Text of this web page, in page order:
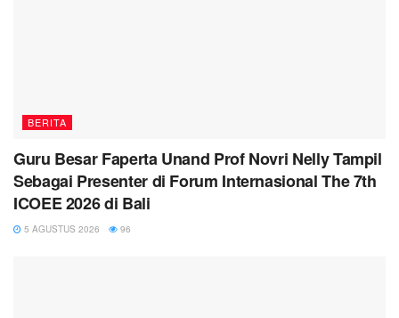
BERITA
Guru Besar Faperta Unand Prof Novri Nelly Tampil
Sebagai Presenter di Forum Internasional The 7th
ICOEE 2026 di Bali
5 AGUSTUS 2026 96